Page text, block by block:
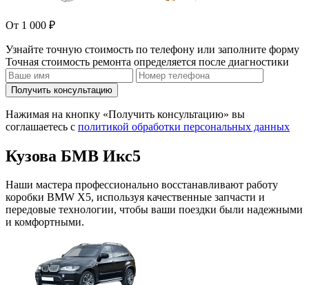
От 1 000 ₽
Узнайте точную стоимость по телефону или заполните форму
Точная стоимость ремонта определяется после диагностики
Получить консультацию
Нажимая на кнопку «Получить консультацию» вы
соглашаетесь с политикой обработки персональных данных
Кузова БМВ Икс5
Наши мастера профессионально восстанавливают работу
коробки BMW X5, используя качественные запчасти и
передовые технологии, чтобы ваши поездки были надежными
и комфортными.